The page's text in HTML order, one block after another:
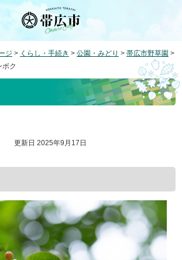
ジ > くらし・手続き > 公園・みどり > 帯広市野草園 >
ボク
更新日 2025年9月17日